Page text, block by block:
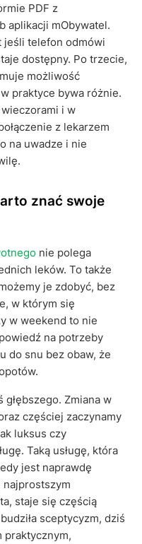
PDF z
aplikacji mObywatel.
jeśli telefon odmówi
dostępny. Po trzecie,
możliwość
praktyce bywa różnie.
wieczorami i w
z lekarzem
na uwadze i nie
znać swoje
nie polega
leków. To także
je zdobyć, bez
w którym się
w weekend to nie
na potrzeby
do snu bez obaw, że
Zmiana w
częściej zaczynamy
luksus czy
Taką usługę, która
jest naprawdę
najprostszym
staje się częścią
sceptycyzm, dziś
praktycznym,